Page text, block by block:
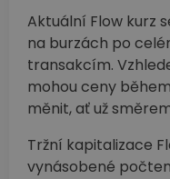
Aktuální Flow kurz
na burzách po
transakcím.
mohou ceny
měnit, ať už
Tržní kapitalizace
vynásobené